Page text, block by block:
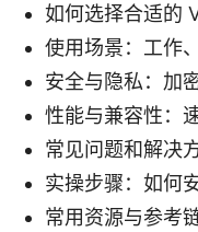
如何选择合适的
使用场景：工作
安全与隐私：加
性能与兼容性：
常见问题和解决
实操步骤：如何
常用资源与参考